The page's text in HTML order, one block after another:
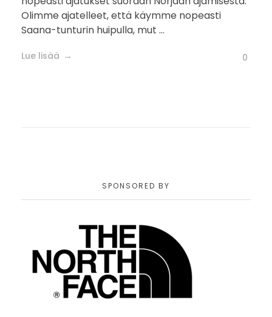
Olimme ajatelleet, että käymme nopeasti
Saana-tunturin huipulla, mut ...
Lue lisää 0
SPONSORED BY